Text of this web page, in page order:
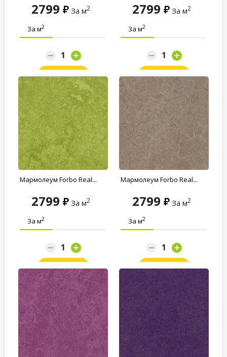
2799 За м2
За м2
Заказать
2799 За м2
За м2
Заказать
Мармолеум Forbo Real...
2799 За м2
За м2
Заказать
Мармолеум Forbo Real...
2799 За м2
За м2
Заказать